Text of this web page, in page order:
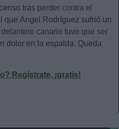
tras perder contra el
que Ángel Rodríguez sufrió un
canario tuvo que ser
dolor en la espalda. Queda
Regístrate, ¡gratis!